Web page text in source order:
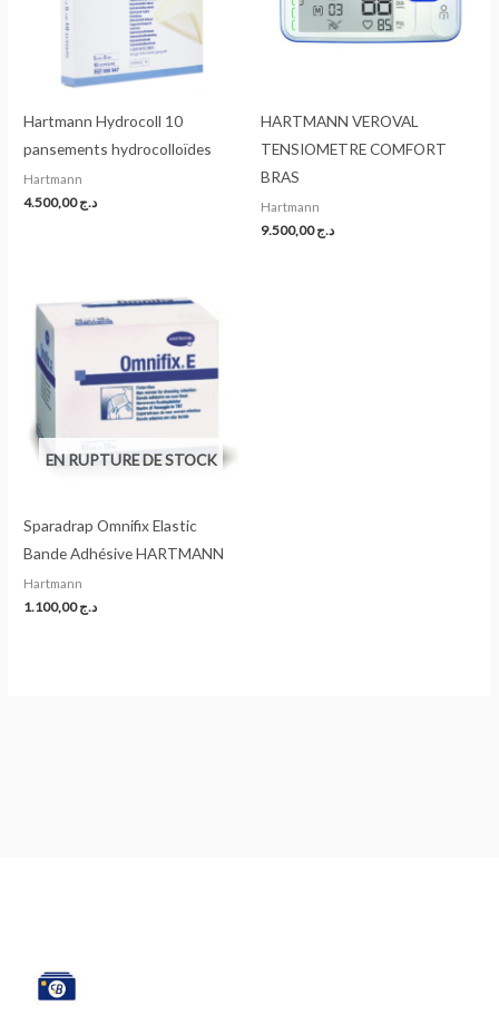
Hartmann Hydrocoll 10
pansements hydrocolloïdes
Hartmann
د.ج4.500,00
HARTMANN VEROVAL
TENSIOMETRE COMFORT
BRAS
Hartmann
د.ج9.500,00
EN RUPTURE DE STOCK
Sparadrap Omnifix Elastic
Bande Adhésive HARTMANN
Hartmann
د.ج1.100,00